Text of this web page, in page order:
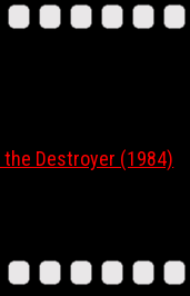
Destroyer (1984)